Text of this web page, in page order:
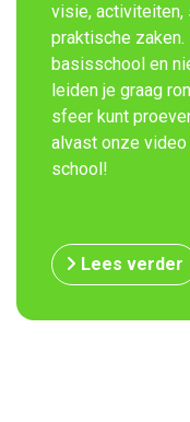
visie, activiteiten,
praktische zaken.
basisschool en
leiden je graag
sfeer kunt
alvast onze video
school!
Lees verder